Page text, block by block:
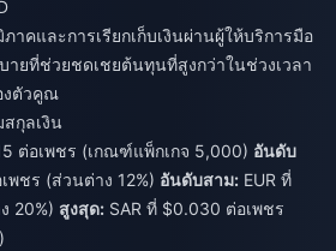
าคและการเรียกเก็บเงินผ่านผู้ให้บริการมือ
ายที่ช่วยชดเชยต้นทุนที่สูงกว่าในช่วงเวลา
งตัวคูณ
กุลเงิน
ต่อเพชร (เกณฑ์แพ็กเกจ 5,000) อันดับ
พชร (ส่วนต่าง 12%) อันดับสาม: EUR ที่
20%) สูงสุด: SAR ที่ $0.030 ต่อเพชร